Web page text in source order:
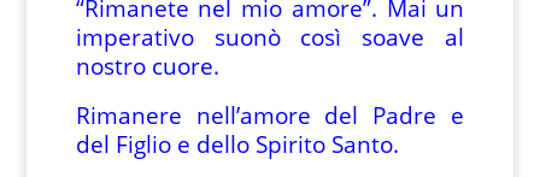
“Rimanete nel mio amore”. Mai un
imperativo suonò così soave al
nostro cuore.
Rimanere nell’amore del Padre e
del Figlio e dello Spirito Santo.